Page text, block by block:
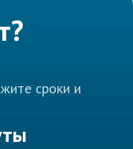
сроки и